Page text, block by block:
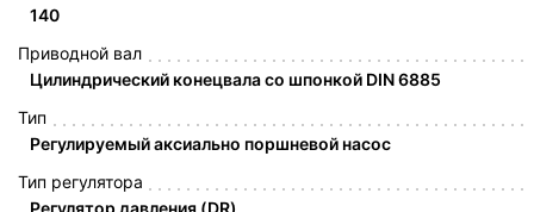
140
Приводной вал
Цилиндрический конецвала со шпонкой DIN 6885
Тип
Регулируемый аксиально поршневой насос
Тип регулятора
Регулятор давления (DR)